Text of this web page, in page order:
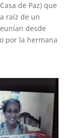
de Paz) que
raíz de un
desde
por la hermana